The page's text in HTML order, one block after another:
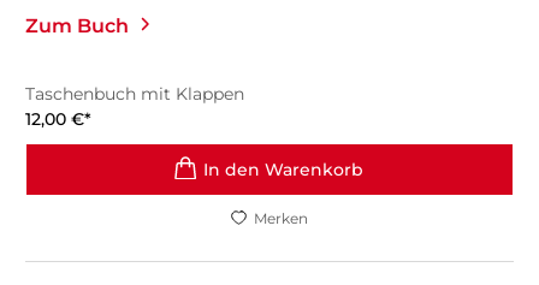
Zum Buch
Taschenbuch mit Klappen
12,00 €*
In den Warenkorb
Merken